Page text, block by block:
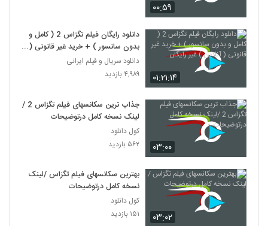
۰۰:۵۹
۰۱:۲۱:۱۴
دانلود رایگان فیلم تگزاس 2 ( کامل و
بدون سانسور ) + خرید غیر قانونی (
آنلاین ) غیر رایگان
دانلود سریال و فیلم ایرانی
۴,۹۸۹ بازدید
۰۳:۰۰
جذاب ترین سکانسهای فیلم تگزاس 2 /
لینک نسخه کامل درتوضیحات
کول دانلود
۵۶۲ بازدید
۰۳:۰۲
بهترین سکانسهای فیلم تگزاس /لینک
نسخه کامل درتوضیحات
کول دانلود
۱۵۱ بازدید